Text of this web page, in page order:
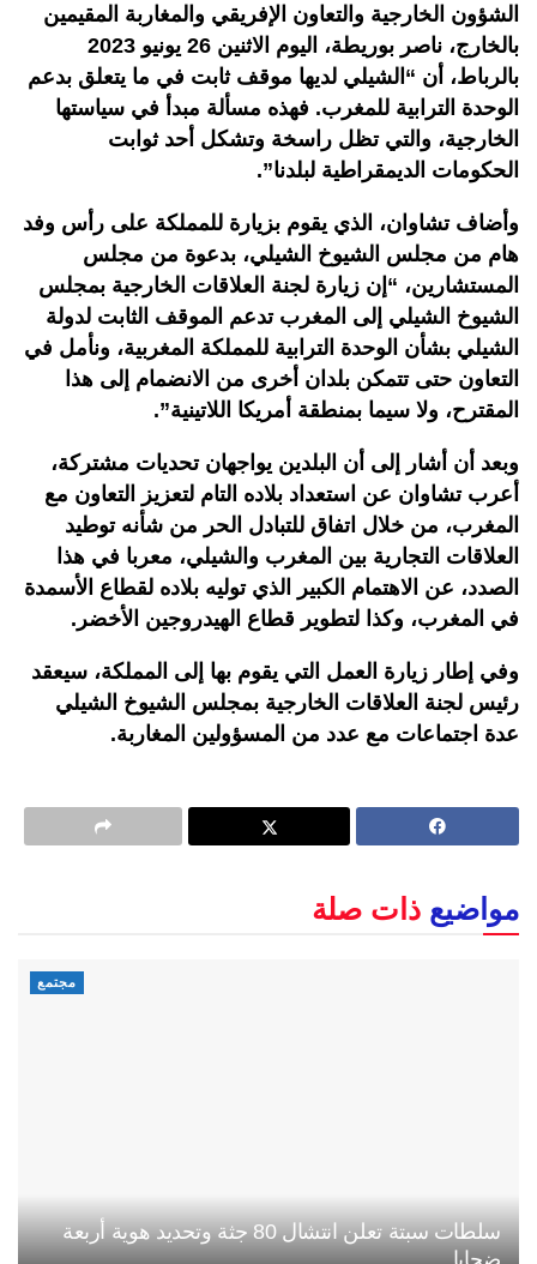
الشؤون الخارجية والتعاون الإفريقي والمغاربة المقيمين
بالخارج، ناصر بوريطة، اليوم الاثنين 26 يونيو 2023
بالرباط، أن “الشيلي لديها موقف ثابت في ما يتعلق بدعم
الوحدة الترابية للمغرب. فهذه مسألة مبدأ في سياستها
الخارجية، والتي تظل راسخة وتشكل أحد ثوابت
الحكومات الديمقراطية لبلدنا”.
وأضاف تشاوان، الذي يقوم بزيارة للمملكة على رأس وفد
هام من مجلس الشيوخ الشيلي، بدعوة من مجلس
المستشارين، “إن زيارة لجنة العلاقات الخارجية بمجلس
الشيوخ الشيلي إلى المغرب تدعم الموقف الثابت لدولة
الشيلي بشأن الوحدة الترابية للمملكة المغربية، ونأمل في
التعاون حتى تتمكن بلدان أخرى من الانضمام إلى هذا
المقترح، ولا سيما بمنطقة أمريكا اللاتينية”.
وبعد أن أشار إلى أن البلدين يواجهان تحديات مشتركة،
أعرب تشاوان عن استعداد بلاده التام لتعزيز التعاون مع
المغرب، من خلال اتفاق للتبادل الحر من شأنه توطيد
العلاقات التجارية بين المغرب والشيلي، معربا في هذا
الصدد، عن الاهتمام الكبير الذي توليه بلاده لقطاع الأسمدة
في المغرب، وكذا لتطوير قطاع الهيدروجين الأخضر.
وفي إطار زيارة العمل التي يقوم بها إلى المملكة، سيعقد
رئيس لجنة العلاقات الخارجية بمجلس الشيوخ الشيلي
عدة اجتماعات مع عدد من المسؤولين المغاربة.
مواضيع ذات صلة
مجتمع
سلطات سبتة تعلن انتشال 80 جثة وتحديد هوية أربعة
ضحايا